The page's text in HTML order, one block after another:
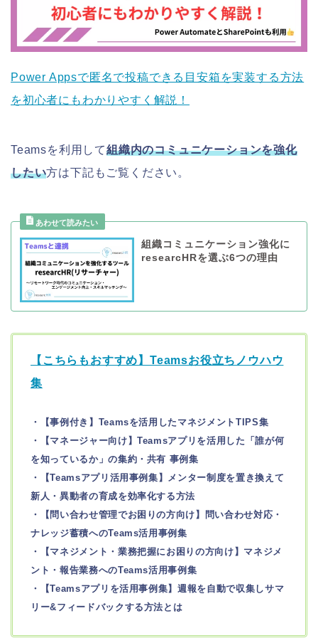
Power Appsで匿名で投稿できる目安箱を実装する方法
を初心者にもわかりやすく解説！
Teamsを利用して組織内のコミュニケーションを強化
したい方は下記もご覧ください。
組織コミュニケーション強化に
researcHRを選ぶ6つの理由
【こちらもおすすめ】Teamsお役立ちノウハウ
集
・【事例付き】Teamsを活用したマネジメントTIPS集
・【マネージャー向け】Teamsアプリを活用した「誰が何
を知っているか」の集約・共有 事例集
・【Teamsアプリ活用事例集】メンター制度を置き換えて
新人・異動者の育成を効率化する方法
・【問い合わせ管理でお困りの方向け】問い合わせ対応・
ナレッジ蓄積へのTeams活用事例集
・【マネジメント・業務把握にお困りの方向け】マネジメ
ント・報告業務へのTeams活用事例集
・【Teamsアプリを活用事例集】週報を自動で収集しサマ
リー&フィードバックする方法とは